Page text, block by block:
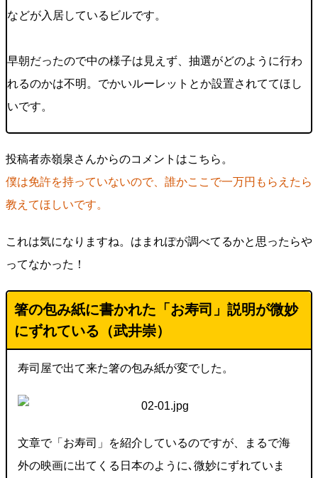
などが入居しているビルです。
早朝だったので中の様子は見えず、抽選がどのように行わ
れるのかは不明。でかいルーレットとか設置されててほし
いです。
投稿者赤嶺泉さんからのコメントはこちら。
僕は免許を持っていないので、誰かここで一万円もらえたら
教えてほしいです。
これは気になりますね。はまれぽが調べてるかと思ったらや
ってなかった！
箸の包み紙に書かれた「お寿司」説明が微妙
にずれている（武井崇）
寿司屋で出て来た箸の包み紙が変でした。
文章で「お寿司」を紹介しているのですが、まるで海
外の映画に出てくる日本のように､微妙にずれていま